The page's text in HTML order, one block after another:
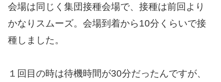
会場は同じく集団接種会場で、接種は前回より
かなりスムーズ。会場到着から10分くらいで接
種しました。
１回目の時は待機時間が30分だったんですが、